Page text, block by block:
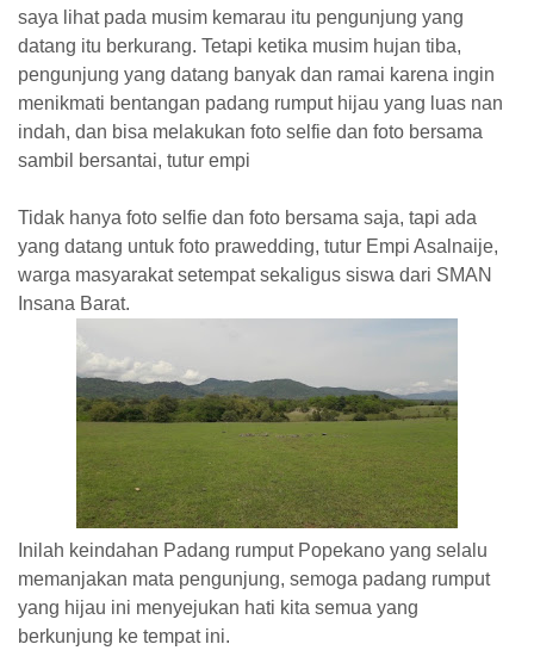
saya lihat pada musim kemarau itu pengunjung yang
datang itu berkurang. Tetapi ketika musim hujan tiba,
pengunjung yang datang banyak dan ramai karena ingin
menikmati bentangan padang rumput hijau yang luas nan
indah, dan bisa melakukan foto selfie dan foto bersama
sambil bersantai, tutur empi
Tidak hanya foto selfie dan foto bersama saja, tapi ada
yang datang untuk foto prawedding, tutur Empi Asalnaije,
warga masyarakat setempat sekaligus siswa dari SMAN
Insana Barat.
Inilah keindahan Padang rumput Popekano yang selalu
memanjakan mata pengunjung, semoga padang rumput
yang hijau ini menyejukan hati kita semua yang
berkunjung ke tempat ini.